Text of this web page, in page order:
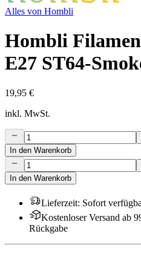
Alles von Hombli
Hombli
E27 ST64-
19,95 €
inkl. MwSt.
In den Warenkorb
In den Warenkorb
Lieferzeit: Sofort
Kostenloser Versand ab
Rückgabe